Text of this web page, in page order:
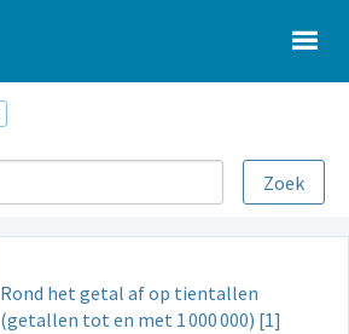
Rond het getal af op tientallen
(getallen tot en met 1000000) [1]